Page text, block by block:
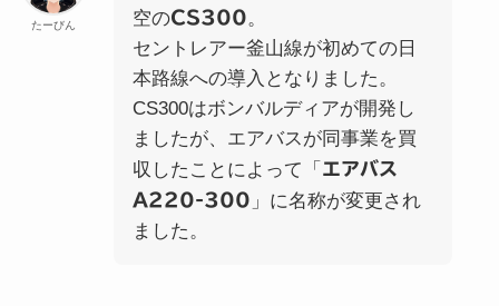
たーびん
空のCS300。
セントレアー釜山線が初めての日
本路線への導入となりました。
CS300はボンバルディアが開発し
ましたが、エアバスが同事業を買
収したことによって「 エアバス
A220-300 」に名称が変更され
ました。